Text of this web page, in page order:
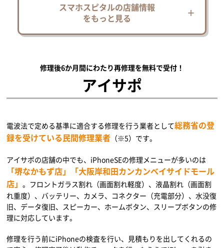
スマホスピタルの店舗情報
をもっと見る
修理後6か月間にわたり再修理を無料で受付！
アイサポ
電波法で定める基準に適合する修理を行う業者として総務省の登
録を受けている民間修理業者 （※5）です。
アイサポの店舗の中でも、iPhoneSEの修理メニューが多いのは
「堺なかもず店」「大阪岸和田カンカンベイサイドモール
店」。フロントガラス割れ（画面割れ軽度）、液晶割れ（画面割
れ重度）、バッテリー、カメラ、コネクター（充電部分）、水没復
旧、データ復旧、スピーカー、ホームボタン、スリープボタンの修
理に対応しています。
修理を行う前にiPhoneの検査を行い、見積もりを出してくれるの